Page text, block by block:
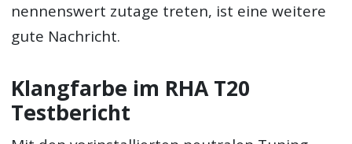
nennenswert zutage treten, ist eine weitere
gute Nachricht.
Klangfarbe im RHA T20
Testbericht